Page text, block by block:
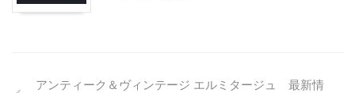
アンティーク＆ヴィンテージ エルミタージュ 最新情